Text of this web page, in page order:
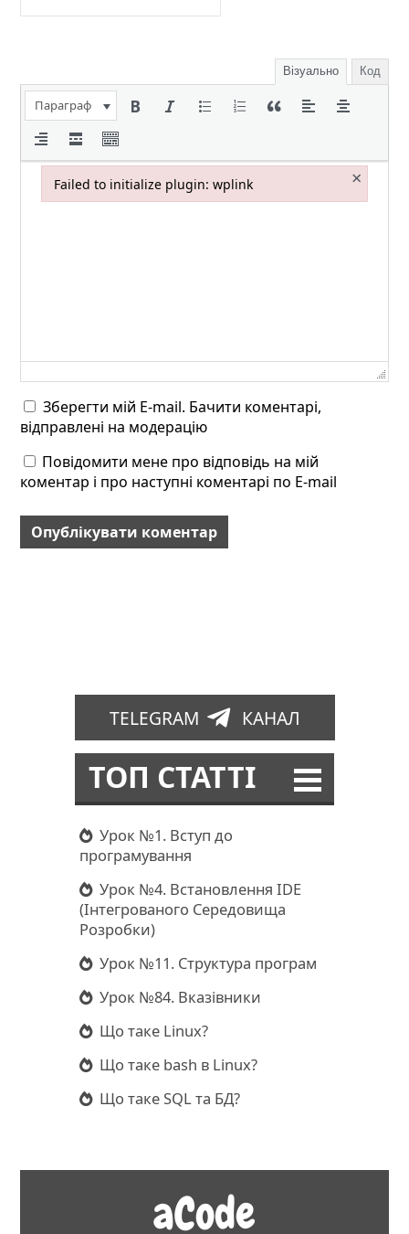
Візуально Код
Параграф
Зберегти мій E-mail. Бачити коментарі,
відправлені на модерацію
Повідомити мене про відповідь на мій
коментар і про наступні коментарі по E-mail
TELEGRAM КАНАЛ
ТОП СТАТТІ
Урок №1. Вступ до
програмування
Урок №4. Встановлення IDE
(Інтегрованого Середовища
Розробки)
Урок №11. Структура програм
Урок №84. Вказівники
Що таке Linux?
Що таке bash в Linux?
Що таке SQL та БД?
aCode
Failed to initialize plugin: wplink ×
Failed to initialize plugin: wplink